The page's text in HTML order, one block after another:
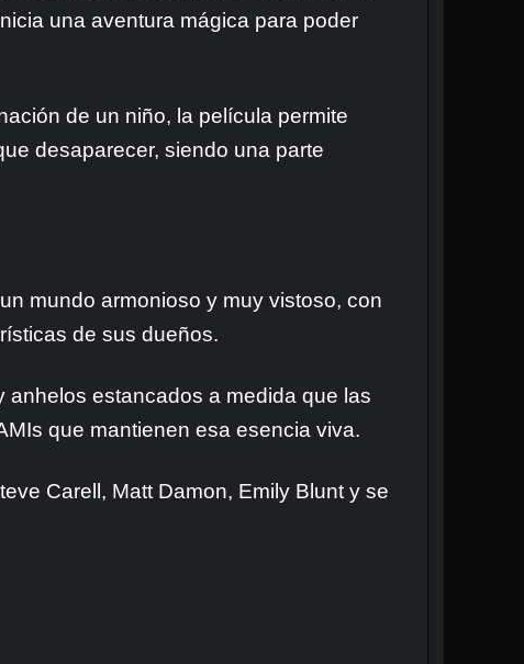
una aventura mágica para poder
de un niño, la película permite
desaparecer, siendo una parte
mundo armonioso y muy vistoso, con
de sus dueños.
estancados a medida que las
que mantienen esa esencia viva.
Carell, Matt Damon, Emily Blunt y se